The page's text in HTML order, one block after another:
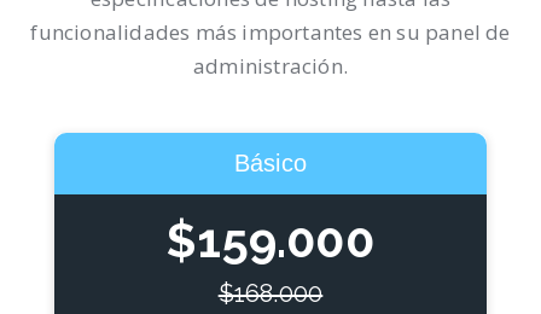
funcionalidades más importantes en su panel de
administración.
Básico
$159.000
$168.000